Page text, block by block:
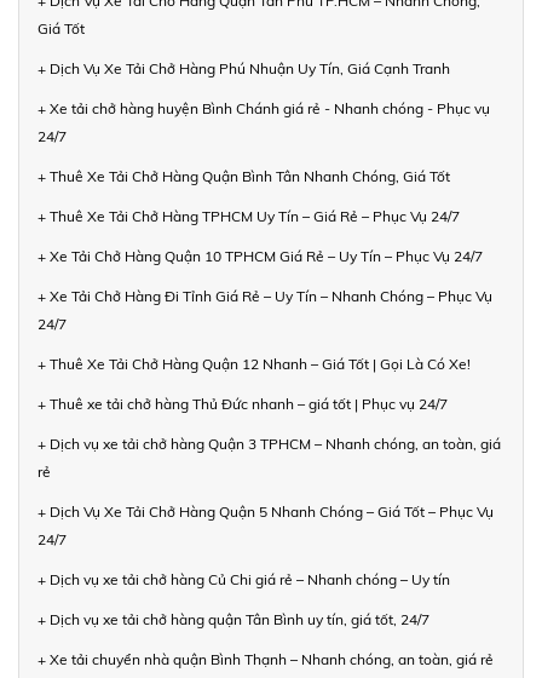
Giá Tốt
+ Dịch Vụ Xe Tải Chở Hàng Phú Nhuận Uy Tín, Giá Cạnh Tranh
+ Xe tải chở hàng huyện Bình Chánh giá rẻ - Nhanh chóng - Phục vụ
24/7
+ Thuê Xe Tải Chở Hàng Quận Bình Tân Nhanh Chóng, Giá Tốt
+ Thuê Xe Tải Chở Hàng TPHCM Uy Tín – Giá Rẻ – Phục Vụ 24/7
+ Xe Tải Chở Hàng Quận 10 TPHCM Giá Rẻ – Uy Tín – Phục Vụ 24/7
+ Xe Tải Chở Hàng Đi Tỉnh Giá Rẻ – Uy Tín – Nhanh Chóng – Phục Vụ
24/7
+ Thuê Xe Tải Chở Hàng Quận 12 Nhanh – Giá Tốt | Gọi Là Có Xe!
+ Thuê xe tải chở hàng Thủ Đức nhanh – giá tốt | Phục vụ 24/7
+ Dịch vụ xe tải chở hàng Quận 3 TPHCM – Nhanh chóng, an toàn, giá
rẻ
+ Dịch Vụ Xe Tải Chở Hàng Quận 5 Nhanh Chóng – Giá Tốt – Phục Vụ
24/7
+ Dịch vụ xe tải chở hàng Củ Chi giá rẻ – Nhanh chóng – Uy tín
+ Dịch vụ xe tải chở hàng quận Tân Bình uy tín, giá tốt, 24/7
+ Xe tải chuyển nhà quận Bình Thạnh – Nhanh chóng, an toàn, giá rẻ